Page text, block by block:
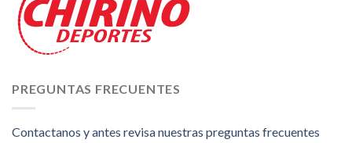
PREGUNTAS FRECUENTES
Contactanos y antes revisa nuestras preguntas frecuentes